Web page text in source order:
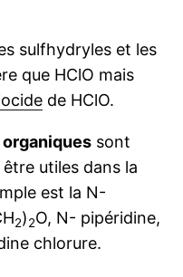
sulfhydryles et les
que HClO mais
de HClO.
sont
utiles dans la
est la N-
2)2O, N- pipéridine,
chlorure.